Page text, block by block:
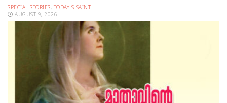
SPECIAL STORIES, TODAY'S SAINT
AUGUST 9, 2026